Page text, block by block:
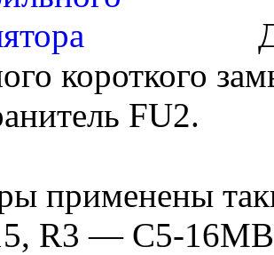
короткого
FU2.
применены
R3 — С5-